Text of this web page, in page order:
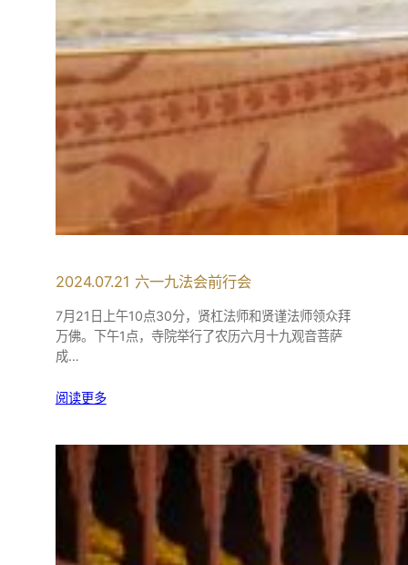
2024.07.21 六一九法会前行会
7月21日上午10点30分，贤杠法师和贤谨法师领众拜
万佛。下午1点，寺院举行了农历六月十九观音菩萨
成…
阅读更多